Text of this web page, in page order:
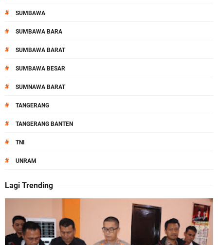
# SUMBAWA
# SUMBAWA BARA
# SUMBAWA BARAT
# SUMBAWA BESAR
# SUMNAWA BARAT
# TANGERANG
# TANGERANG BANTEN
# TNI
# UNRAM
Lagi Trending